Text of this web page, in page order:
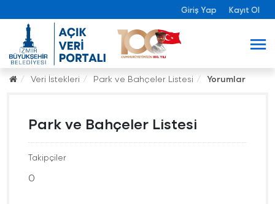
Giriş Yap Kayıt Ol
Veri İstekleri Park ve Bahçeler Listesi Yorumlar
Park ve Bahçeler Listesi
Takipçiler
0